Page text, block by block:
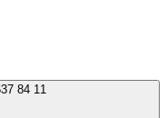
+7 (495) 637 84 11